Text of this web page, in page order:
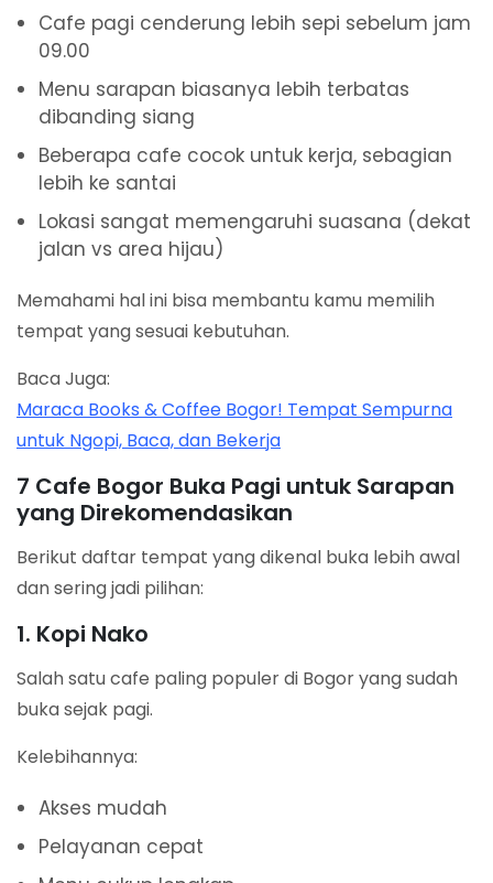
Cafe pagi cenderung lebih sepi sebelum jam
09.00
Menu sarapan biasanya lebih terbatas
dibanding siang
Beberapa cafe cocok untuk kerja, sebagian
lebih ke santai
Lokasi sangat memengaruhi suasana (dekat
jalan vs area hijau)
Memahami hal ini bisa membantu kamu memilih
tempat yang sesuai kebutuhan.
Baca Juga:
Maraca Books & Coffee Bogor! Tempat Sempurna
untuk Ngopi, Baca, dan Bekerja
7 Cafe Bogor Buka Pagi untuk Sarapan
yang Direkomendasikan
Berikut daftar tempat yang dikenal buka lebih awal
dan sering jadi pilihan:
1. Kopi Nako
Salah satu cafe paling populer di Bogor yang sudah
buka sejak pagi.
Kelebihannya:
Akses mudah
Pelayanan cepat